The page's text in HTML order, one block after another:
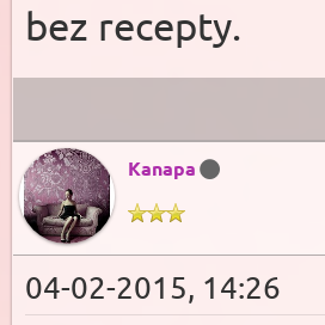
bez recepty.
Kanapa
04-02-2015, 14:26